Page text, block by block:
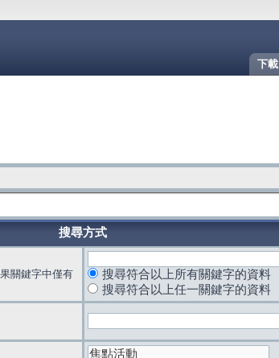
下載
搜尋方式
關鍵字中僅有
搜尋符合以上所有關鍵字的資料
搜尋符合以上任一關鍵字的資料